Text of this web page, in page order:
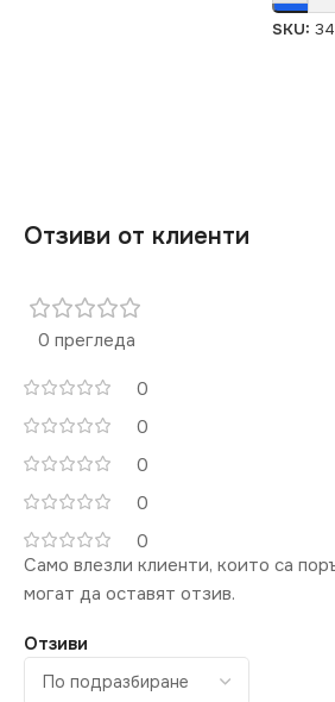
SKU:
Отзиви от клиенти
0 прегледа
0
0
0
0
0
Отзиви
Само влезли клиенти, които са
могат да оставят отзив.